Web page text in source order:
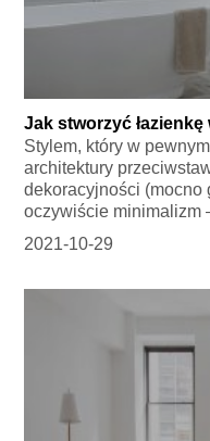
Jak stworzyć
Stylem, który w
architektury
dekoracyjności (mocno
oczywiście minimalizm
2021-10-29